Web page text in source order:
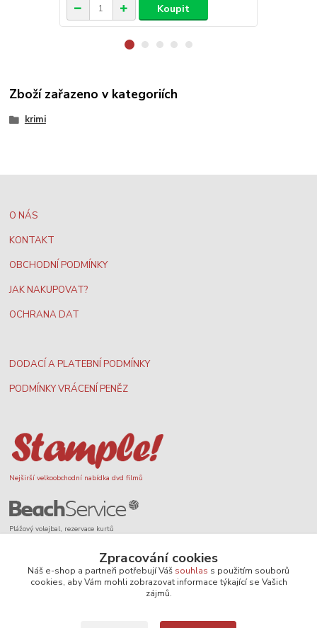
Koupit
Zboží zařazeno v kategoriích
krimi
O NÁS
KONTAKT
OBCHODNÍ PODMÍNKY
JAK NAKUPOVAT?
OCHRANA DAT
DODACÍ A PLATEBNÍ PODMÍNKY
PODMÍNKY VRÁCENÍ PENĚZ
Nejširší velkoobchodní nabídka dvd filmů
Plážový volejbal, rezervace kurtů
Zpracování cookies
Náš e-shop a partneři potřebují Váš souhlas s použitím souborů
cookies, aby Vám mohli zobrazovat informace týkající se Vašich
zájmů.